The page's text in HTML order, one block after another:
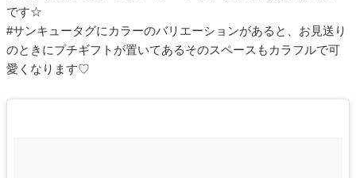
です☆
#サンキュータグにカラーのバリエーションがあると、お見送り
のときにプチギフトが置いてあるそのスペースもカラフルで可
愛くなります♡